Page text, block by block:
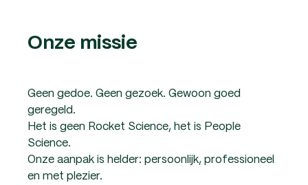
Onze missie
Geen gedoe. Geen gezoek. Gewoon goed
geregeld.
Het is geen Rocket Science, het is People
Science.
Onze aanpak is helder: persoonlijk, professioneel
en met plezier.